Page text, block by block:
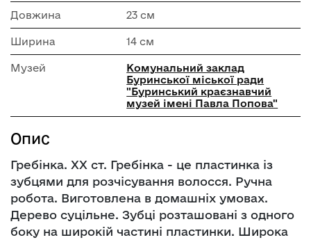
Довжина 23 см
Ширина 14 см
Музей
Комунальний заклад
Буринської міської ради
"Буринський краєзнавчий
музей імені Павла Попова"
Опис
Гребінка. ХХ ст. Гребінка - це пластинка із
зубцями для розчісування волосся. Ручна
робота. Виготовлена в домашніх умовах.
Дерево суцільне. Зубці розташовані з одного
боку на широкій частині пластинки. Широка